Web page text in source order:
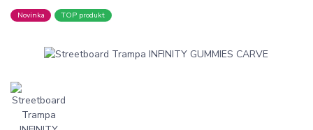
Novinka TOP produkt